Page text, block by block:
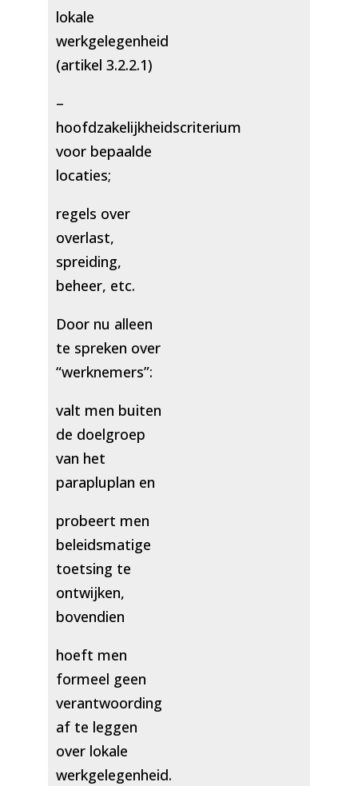
lokale
werkgelegenheid
(artikel 3.2.2.1)
–
hoofdzakelijkheidscriterium
voor bepaalde
locaties;
regels over
overlast,
spreiding,
beheer, etc.
Door nu alleen
te spreken over
“werknemers”:
valt men buiten
de doelgroep
van het
parapluplan en
probeert men
beleidsmatige
toetsing te
ontwijken,
bovendien
hoeft men
formeel geen
verantwoording
af te leggen
over lokale
werkgelegenheid.